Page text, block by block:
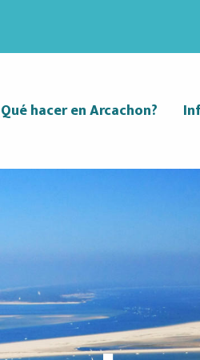
hacer en Arcachon?